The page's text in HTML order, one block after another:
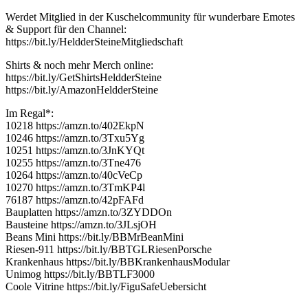
Werdet Mitglied in der Kuschelcommunity für wunderbare Emotes
& Support für den Channel:
https://bit.ly/HeldderSteineMitgliedschaft
Shirts & noch mehr Merch online:
https://bit.ly/GetShirtsHeldderSteine
https://bit.ly/AmazonHeldderSteine
Im Regal*:
10218 https://amzn.to/402EkpN
10246 https://amzn.to/3Txu5Yg
10251 https://amzn.to/3JnKYQt
10255 https://amzn.to/3Tne476
10264 https://amzn.to/40cVeCp
10270 https://amzn.to/3TmKP4l
76187 https://amzn.to/42pFAFd
Bauplatten https://amzn.to/3ZYDDOn
Bausteine https://amzn.to/3JLsjOH
Beans Mini https://bit.ly/BBMrBeanMini
Riesen-911 https://bit.ly/BBTGLRiesenPorsche
Krankenhaus https://bit.ly/BBKrankenhausModular
Unimog https://bit.ly/BBTLF3000
Coole Vitrine https://bit.ly/FiguSafeUebersicht